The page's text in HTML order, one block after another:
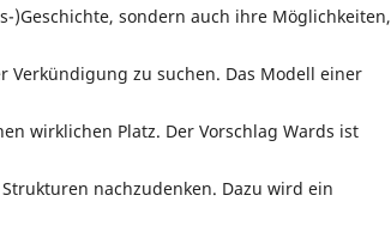
)Geschichte, sondern auch ihre Möglichkeiten,
Verkündigung zu suchen. Das Modell einer
wirklichen Platz. Der Vorschlag Wards ist
nachzudenken. Dazu wird ein